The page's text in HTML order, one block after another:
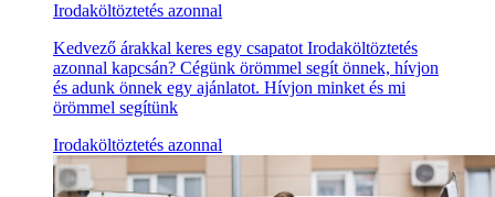
Irodaköltöztetés azonnal
Kedvező árakkal keres egy csapatot Irodaköltöztetés
azonnal kapcsán? Cégünk örömmel segít önnek, hívjon
és adunk önnek egy ajánlatot. Hívjon minket és mi
örömmel segítünk
Irodaköltöztetés azonnal